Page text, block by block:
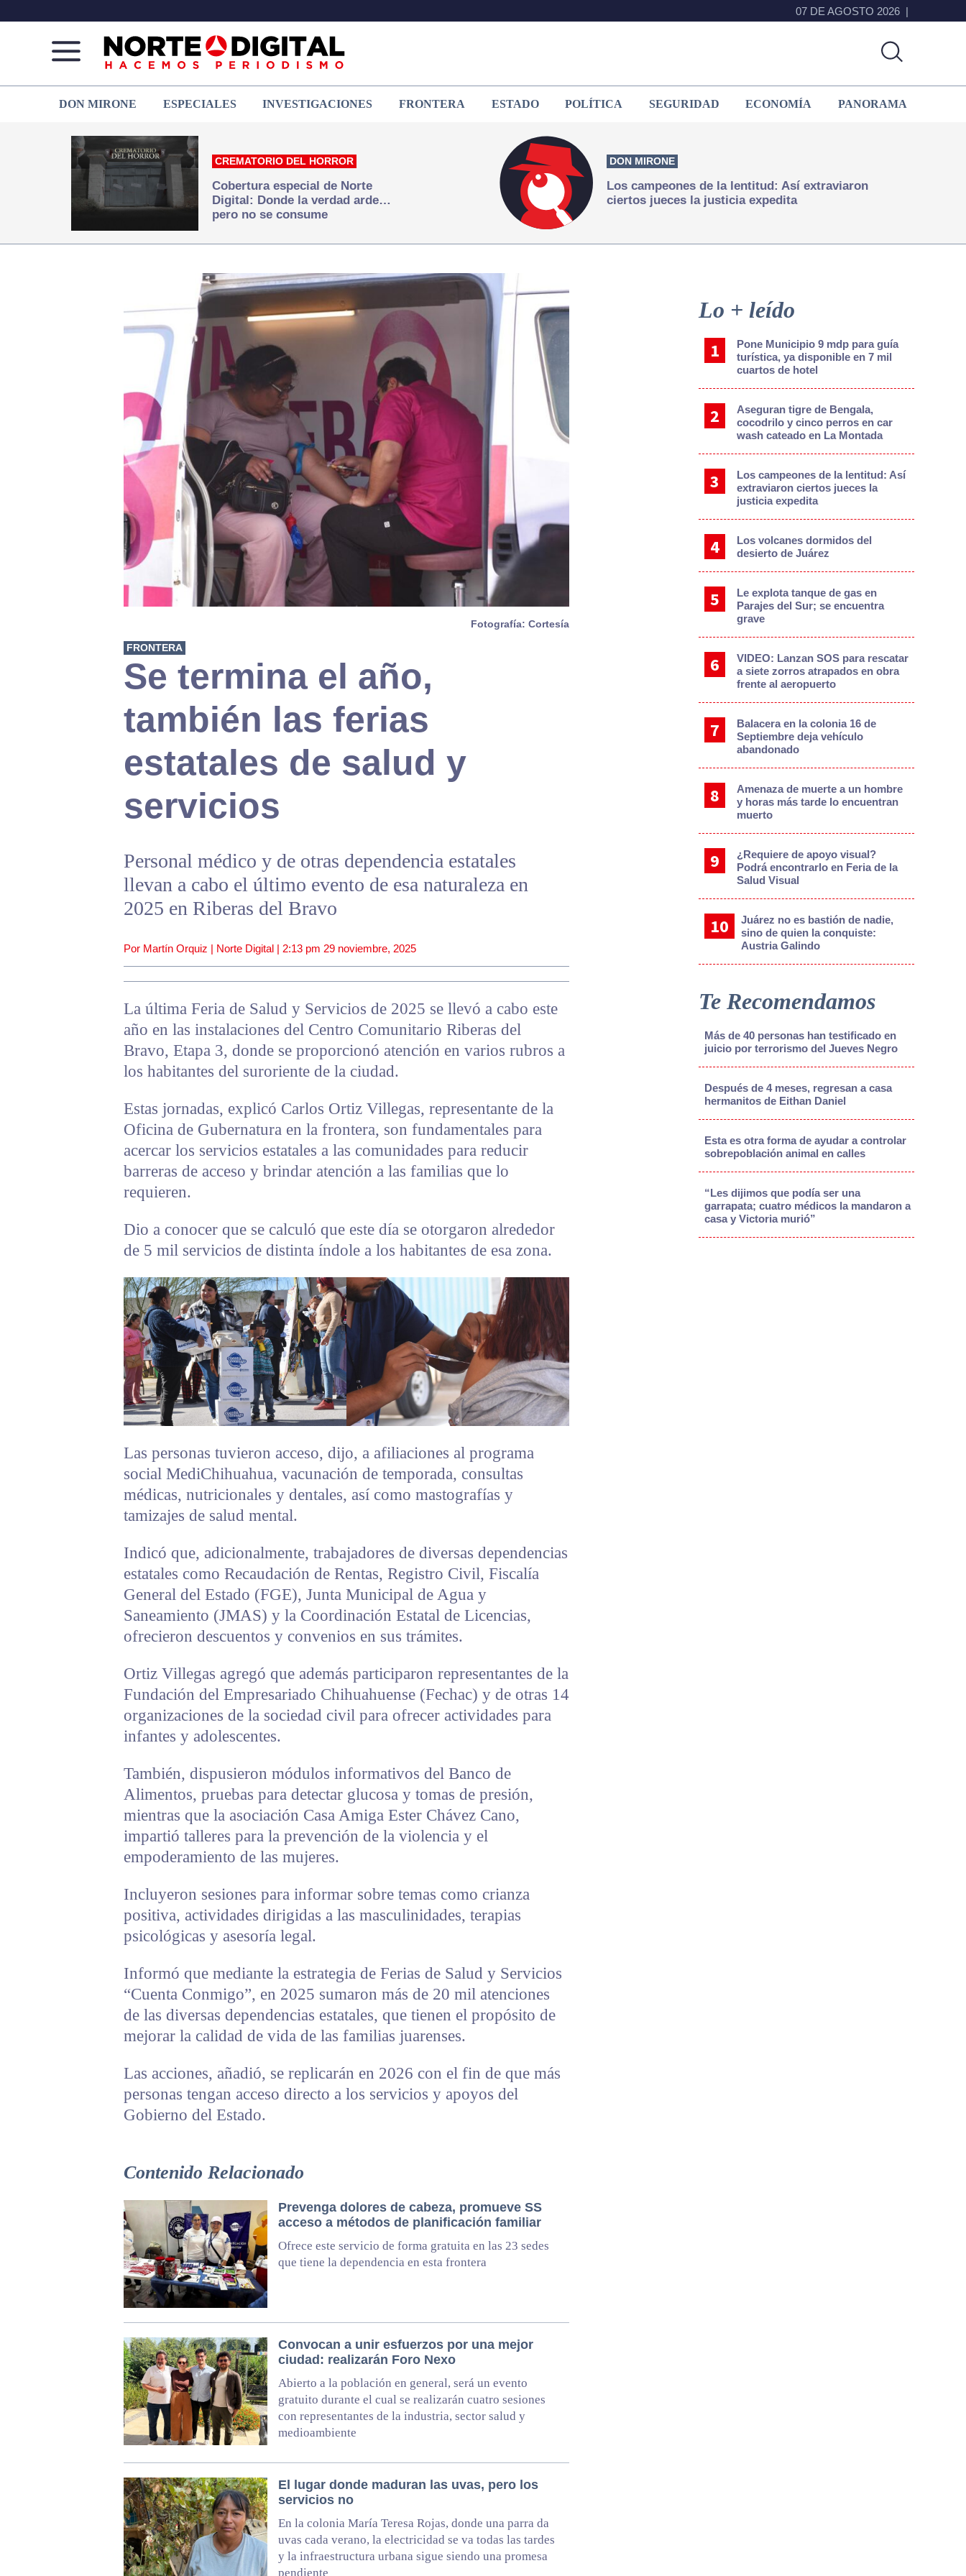
07 DE AGOSTO 2026
de
Juárez
que
hacemos periodismo
DON MIRONE ESPECIALES INVESTIGACIONES FRONTERA ESTADO POLÍTICA SEGURIDAD ECONOMÍA PANORAMA
CREMATORIO DEL HORROR
Cobertura especial de Norte
Digital: Donde la verdad arde…
pero no se consume
DON MIRONE
Los campeones de la lentitud: Así extraviaron
ciertos jueces la justicia expedita
Fotografía: Cortesía
FRONTERA
Se termina el año,
también las ferias
estatales de salud y
servicios
Personal médico y de otras dependencia estatales
llevan a cabo el último evento de esa naturaleza en
2025 en Riberas del Bravo
Por Martín Orquiz | Norte Digital | 2:13 pm 29 noviembre, 2025
La última Feria de Salud y Servicios de 2025 se llevó a cabo este
año en las instalaciones del Centro Comunitario Riberas del
Bravo, Etapa 3, donde se proporcionó atención en varios rubros a
los habitantes del suroriente de la ciudad.
Estas jornadas, explicó Carlos Ortiz Villegas, representante de la
Oficina de Gubernatura en la frontera, son fundamentales para
acercar los servicios estatales a las comunidades para reducir
barreras de acceso y brindar atención a las familias que lo
requieren.
Dio a conocer que se calculó que este día se otorgaron alrededor
de 5 mil servicios de distinta índole a los habitantes de esa zona.
Las personas tuvieron acceso, dijo, a afiliaciones al programa
social MediChihuahua, vacunación de temporada, consultas
médicas, nutricionales y dentales, así como mastografías y
tamizajes de salud mental.
Indicó que, adicionalmente, trabajadores de diversas dependencias
estatales como Recaudación de Rentas, Registro Civil, Fiscalía
General del Estado (FGE), Junta Municipal de Agua y
Saneamiento (JMAS) y la Coordinación Estatal de Licencias,
ofrecieron descuentos y convenios en sus trámites.
Ortiz Villegas agregó que además participaron representantes de la
Fundación del Empresariado Chihuahuense (Fechac) y de otras 14
organizaciones de la sociedad civil para ofrecer actividades para
infantes y adolescentes.
También, dispusieron módulos informativos del Banco de
Alimentos, pruebas para detectar glucosa y tomas de presión,
mientras que la asociación Casa Amiga Ester Chávez Cano,
impartió talleres para la prevención de la violencia y el
empoderamiento de las mujeres.
Incluyeron sesiones para informar sobre temas como crianza
positiva, actividades dirigidas a las masculinidades, terapias
psicológicas y asesoría legal.
Informó que mediante la estrategia de Ferias de Salud y Servicios
“Cuenta Conmigo”, en 2025 sumaron más de 20 mil atenciones
de las diversas dependencias estatales, que tienen el propósito de
mejorar la calidad de vida de las familias juarenses.
Las acciones, añadió, se replicarán en 2026 con el fin de que más
personas tengan acceso directo a los servicios y apoyos del
Gobierno del Estado.
Contenido Relacionado
Prevenga dolores de cabeza, promueve SS
acceso a métodos de planificación familiar
Ofrece este servicio de forma gratuita en las 23 sedes
que tiene la dependencia en esta frontera
Convocan a unir esfuerzos por una mejor
ciudad: realizarán Foro Nexo
Abierto a la población en general, será un evento
gratuito durante el cual se realizarán cuatro sesiones
con representantes de la industria, sector salud y
medioambiente
El lugar donde maduran las uvas, pero los
servicios no
En la colonia María Teresa Rojas, donde una parra da
uvas cada verano, la electricidad se va todas las tardes
y la infraestructura urbana sigue siendo una promesa
pendiente
Sidebar
Lo + leído
Pone Municipio 9 mdp para guía
turística, ya disponible en 7 mil
cuartos de hotel
Aseguran tigre de Bengala,
cocodrilo y cinco perros en car
wash cateado en La Montada
Los campeones de la lentitud: Así
extraviaron ciertos jueces la
justicia expedita
Los volcanes dormidos del
desierto de Juárez
Le explota tanque de gas en
Parajes del Sur; se encuentra
grave
VIDEO: Lanzan SOS para rescatar
a siete zorros atrapados en obra
frente al aeropuerto
Balacera en la colonia 16 de
Septiembre deja vehículo
abandonado
Amenaza de muerte a un hombre
y horas más tarde lo encuentran
muerto
¿Requiere de apoyo visual?
Podrá encontrarlo en Feria de la
Salud Visual
Juárez no es bastión de nadie,
sino de quien la conquiste:
Austria Galindo
Te Recomendamos
Más de 40 personas han testificado en
juicio por terrorismo del Jueves Negro
Después de 4 meses, regresan a casa
hermanitos de Eithan Daniel
Esta es otra forma de ayudar a controlar
sobrepoblación animal en calles
“Les dijimos que podía ser una
garrapata; cuatro médicos la mandaron a
casa y Victoria murió”